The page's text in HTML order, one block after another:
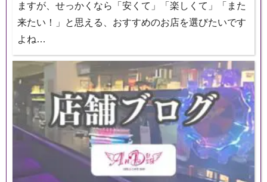
ますが、せっかくなら「安くて」「楽しくて」「また
来たい！」と思える、おすすめのお店を選びたいです
よね…